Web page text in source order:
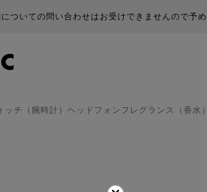
はお受けできませんので予めご了承ください。
ッチ（腕時計） ヘッドフォン フレグランス（香水）